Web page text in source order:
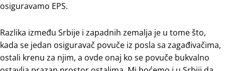
osiguravamo EPS.
Razlika između Srbije i zapadnih zemalja je u tome što,
kada se jedan osiguravač povuče iz posla sa zagađivačima,
ostali krenu za njim, a ovde onaj ko se povuče bukvalno